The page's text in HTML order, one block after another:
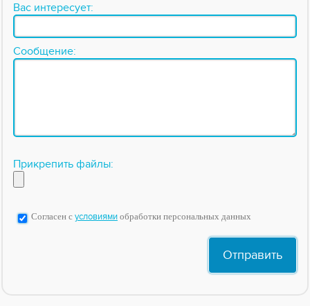
Вас интересует:
Сообщение:
Прикрепить файлы:
Согласен с условиями обработки персональных данных